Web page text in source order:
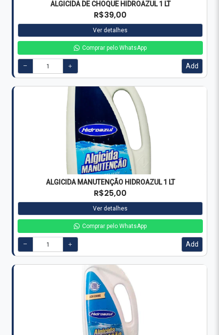
ALGICIDA DE CHOQUE HIDROAZUL 1 LT
R$39,00
Ver detalhes
Comprar pelo WhatsApp
Add
ALGICIDA MANUTENÇÃO HIDROAZUL 1 LT
R$25,00
Ver detalhes
Comprar pelo WhatsApp
Add